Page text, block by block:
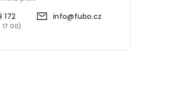
172 info@fubo.cz